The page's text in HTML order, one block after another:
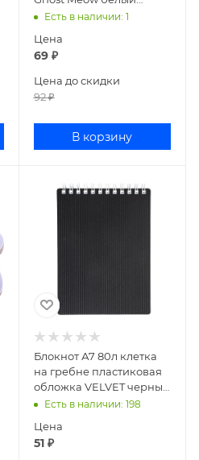
котенок 2350501
Есть в наличии: 1
Цена
69₽
Цена до скидки
92₽
В корзину
Блокнот А7 80л клетка
на гребне пластиковая
обложка VELVET черный
80Б7В1гр_01601
Есть в наличии: 198
Цена
51₽